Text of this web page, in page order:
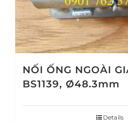
NỐI ỐNG NGOÀI
BS1139, Ø48.3mm
Details